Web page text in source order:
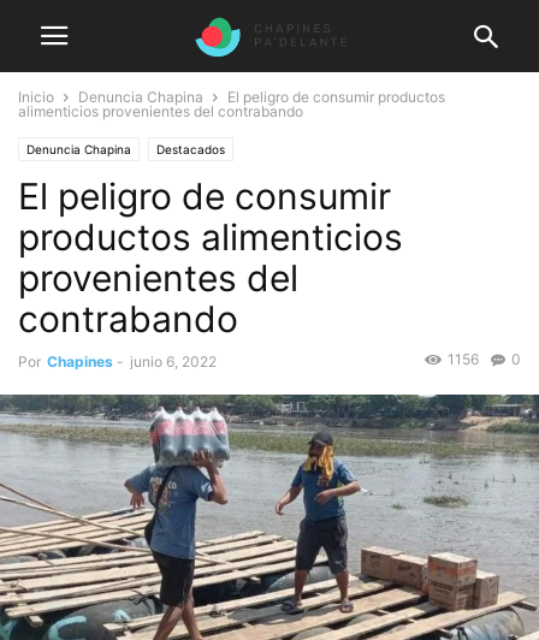
Inicio Denuncia Chapina
El peligro de consumir productos
alimenticios provenientes del contrabando
Denuncia Chapina Destacados
El peligro de consumir
productos alimenticios
provenientes del
contrabando
Por Chapines - junio 6, 2022 0
1156